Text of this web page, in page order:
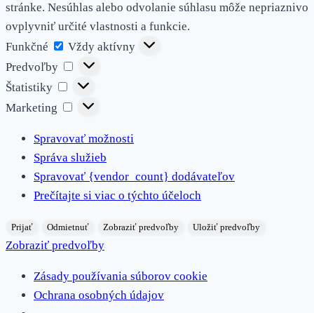
stránke. Nesúhlas alebo odvolanie súhlasu môže nepriaznivo
ovplyvniť určité vlastnosti a funkcie.
Funkčné
Funkčné
Vždy aktívny
Predvoľby
Predvoľby
Štatistiky
Štatistiky
Marketing
Marketing
Spravovať možnosti
Správa služieb
Spravovať {vendor_count} dodávateľov
Prečítajte si viac o týchto účeloch
Prijať Odmietnuť Zobraziť predvoľby Uložiť predvoľby
Zobraziť predvoľby
Zásady používania súborov cookie
Ochrana osobných údajov